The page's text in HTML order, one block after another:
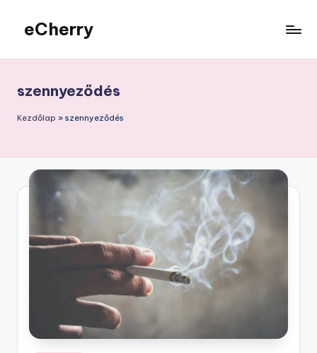
content
eCherry
szennyeződés
Kezdőlap » szennyeződés